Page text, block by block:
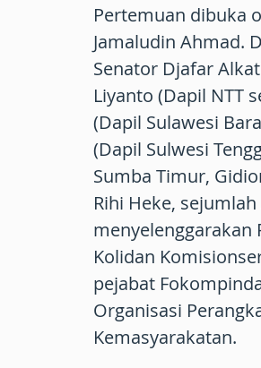
Pertemuan dibuka
Jamaludin Ahmad.
Senator Djafar
Liyanto (Dapil NTT
(Dapil Sulawesi
(Dapil Sulwesi
Sumba Timur,
Rihi Heke,
menyelenggarakan
Kolidan
pejabat
Organisasi
Kemasyarakatan.